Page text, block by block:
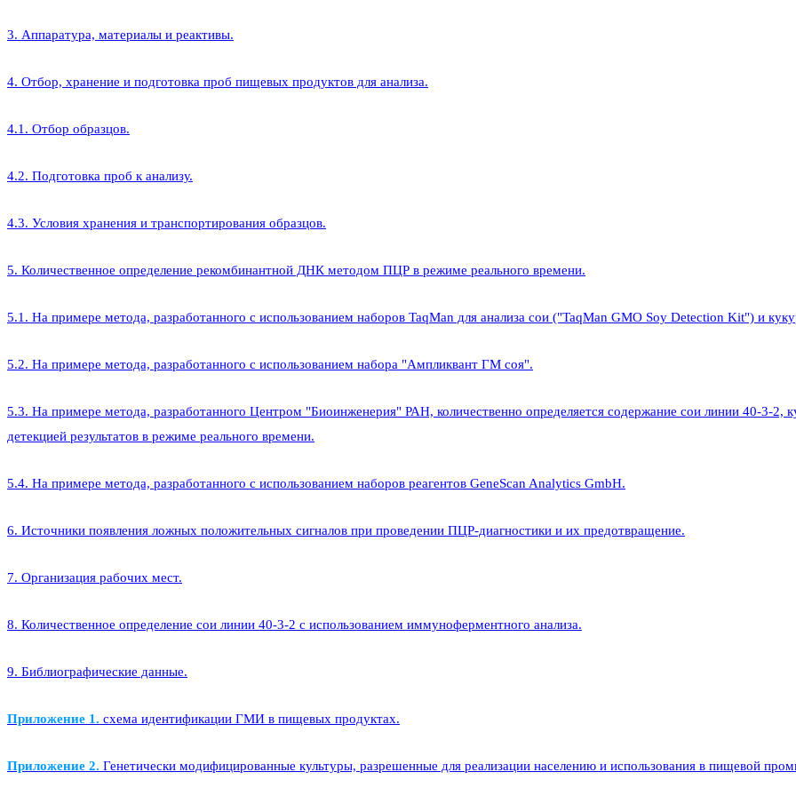
3. Аппаратура, материалы и реактивы.
4. Отбор, хранение и подготовка проб пищевых продуктов для анализа.
4.1. Отбор образцов.
4.2. Подготовка проб к анализу.
4.3. Условия хранения и транспортирования образцов.
5. Количественное определение рекомбинантной ДНК методом ПЦР в режиме реального времени.
5.1. На примере метода, разработанного с использованием наборов TaqMan для анализа сои ("TaqMan GMO Soy Detection Kit") и
5.2. На примере метода, разработанного с использованием набора "Ампликвант ГМ соя".
5.3. На примере метода, разработанного Центром "Биоинженерия" РАН, количественно определяется содержание сои линии 40-3-
детекцией результатов в режиме реального времени.
5.4. На примере метода, разработанного с использованием наборов реагентов GeneScan Analytics GmbH.
6. Источники появления ложных положительных сигналов при проведении ПЦР-диагностики и их предотвращение.
7. Организация рабочих мест.
8. Количественное определение сои линии 40-3-2 с использованием иммуноферментного анализа.
9. Библиографические данные.
Приложение 1. cхема идентификации ГМИ в пищевых продуктах.
Приложение 2. Генетически модифицированные культуры, разрешенные для реализации населению и использования в пищевой